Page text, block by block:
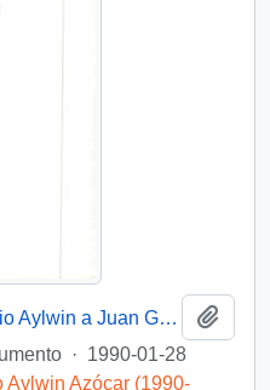
[Carta del Presidente Patricio Aylwin a Juan Gutierrez Soto]
· 1990-01-28
Aylwin Azócar (1990-